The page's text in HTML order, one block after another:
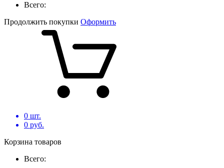
Всего:
Продолжить покупки Оформить
0 шт.
0 руб.
Корзина товаров
Всего: